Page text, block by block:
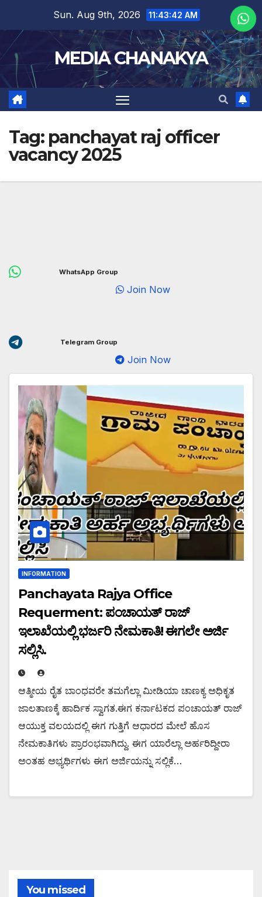
Sun. Aug 9th, 2026 11:43:43 AM
MEDIA CHANAKYA
Tag: panchayat raj officer
vacancy 2025
WhatsApp Group
Join Now
Telegram Group
Join Now
INFORMATION
Panchayata Rajya Office
Requerment: ಪಂಚಾಯತ್ ರಾಜ್
ಇಲಾಖೆಯಲ್ಲಿ ಭರ್ಜರಿ ನೇಮಕಾತಿ! ಈಗಲೇ ಅರ್ಜಿ
ಸಲ್ಲಿಸಿ.
ಆತ್ಮೀಯ ರೈತ ಬಾಂಧವರೇ ತಮಗೆಲ್ಲಾ ಮೀಡಿಯಾ ಚಾಣಕ್ಯ ಅಧಿಕೃತ
ಜಾಲತಾಣಕ್ಕೆ ಹಾರ್ದಿಕ ಸ್ವಾಗತ.ಈಗ ಕರ್ನಾಟಕದ ಪಂಚಾಯತ್ ರಾಜ್
ಆಯುಕ್ತ ವಲಯದಲ್ಲಿ ಈಗ ಗುತ್ತಿಗೆ ಆಧಾರದ ಮೇಲೆ ಹೊಸ
ನೇಮಕಾತಿಗಳು ಪ್ರಾರಂಭವಾಗಿದ್ದು. ಈಗ ಯಾರೆಲ್ಲಾ ಅರ್ಹರಿದ್ದೀರಾ
ಅಂತಹ ಅಭ್ಯರ್ಥಿಗಳು ಈಗ ಅರ್ಜಿಯನ್ನು ಸಲ್ಲಿಕೆ…
You missed